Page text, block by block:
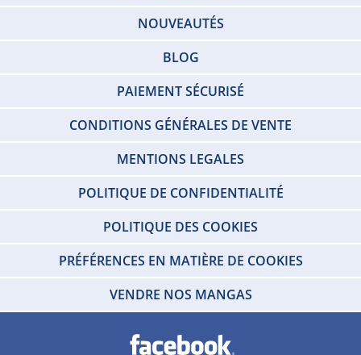
NOUVEAUTÉS
BLOG
PAIEMENT SÉCURISÉ
CONDITIONS GÉNÉRALES DE VENTE
MENTIONS LEGALES
POLITIQUE DE CONFIDENTIALITÉ
POLITIQUE DES COOKIES
PRÉFÉRENCES EN MATIÈRE DE COOKIES
VENDRE NOS MANGAS